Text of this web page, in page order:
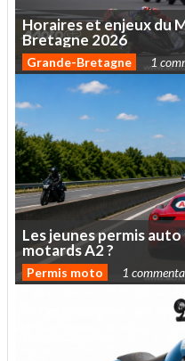
Horairesetenjeuxdu
Bretagne 2026
Grande-Bretagne 1
Lesjeunespermisauto
motardsA2?
Permis moto 1